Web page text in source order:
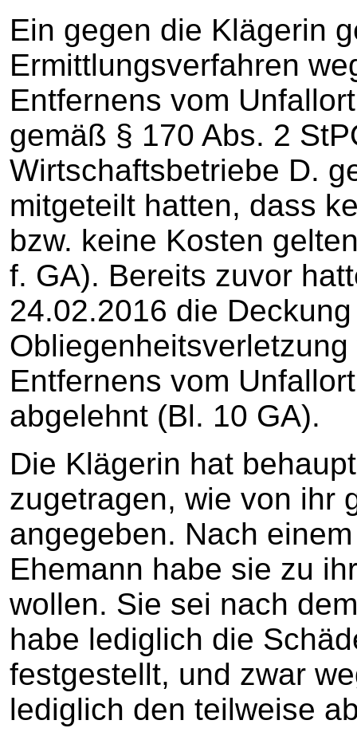
Ein gegen die Klägerin
Ermittlungsverfahren
Entfernens vom
gemäß § 170 Abs. 2
Wirtschaftsbetriebe D.
mitgeteilt hatten, dass
bzw. keine Kosten
f. GA). Bereits zuvor
24.02.2016 die
Entfernens vom
abgelehnt (Bl. 10 GA).
Die Klägerin hat
zugetragen, wie von ihr
angegeben. Nach
Ehemann habe sie zu
wollen. Sie sei nach
habe lediglich die
festgestellt, und zwar
lediglich den teilweise